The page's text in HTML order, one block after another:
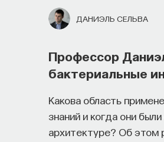
ДАНИЭЛЬ СЕЛЬВА
Профессор
бактериальные
Какова область
знаний и когда они
архитектуре? Об этом
Почти треть